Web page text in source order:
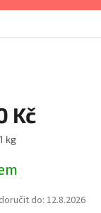
Kč
kg
do: 12.8.2026